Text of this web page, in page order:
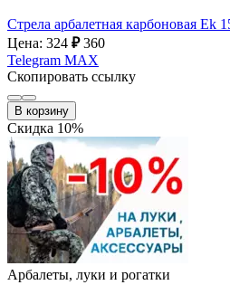
Стрела арбалетная карбоновая Ek
Цена: 324 ₽ 360
Telegram MAX
Скопировать ссылку
В корзину
Скидка 10%
Арбалеты, луки и рогатки